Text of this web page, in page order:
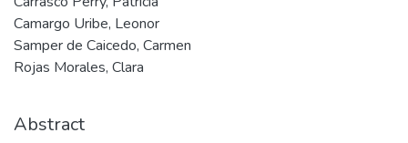
Camargo Uribe, Leonor
Samper de Caicedo, Carmen
Rojas Morales, Clara
Abstract